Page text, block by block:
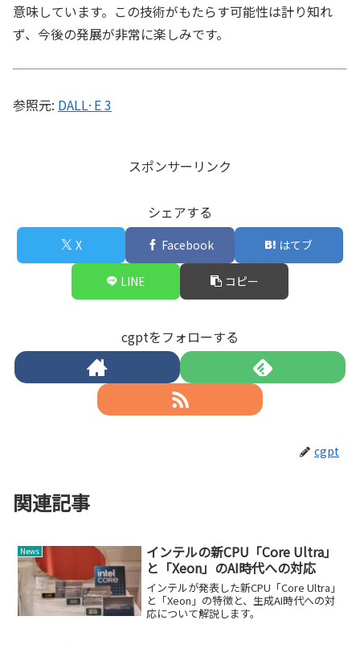
意味しています。この技術がもたらす可能性は計り知れ
ず、今後の発展が非常に楽しみです。
参照元: DALL·E 3
スポンサーリンク
シェアする
X Facebook はてブ
LINE コピー
cgptをフォローする
cgpt
関連記事
News
インテルの新CPU「Core Ultra」
と「Xeon」のAI時代への対応
インテルが発表した新CPU「Core Ultra」
と「Xeon」の特徴と、生成AI時代への対
応について解説します。